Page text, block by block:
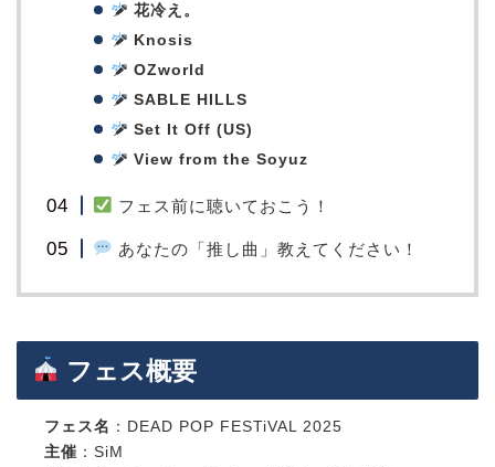
花冷え。
Knosis
OZworld
SABLE HILLS
Set It Off (US)
View from the Soyuz
フェス前に聴いておこう！
あなたの「推し曲」教えてください！
フェス概要
フェス名 ：DEAD POP FESTiVAL 2025
主催 ：SiM